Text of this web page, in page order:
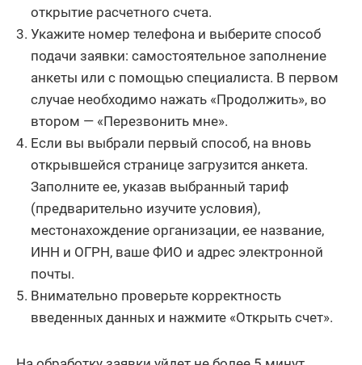
открытие расчетного счета.
Укажите номер телефона и выберите способ
подачи заявки: самостоятельное заполнение
анкеты или с помощью специалиста. В первом
случае необходимо нажать «Продолжить», во
втором — «Перезвонить мне».
Если вы выбрали первый способ, на вновь
открывшейся странице загрузится анкета.
Заполните ее, указав выбранный тариф
(предварительно изучите условия),
местонахождение организации, ее название,
ИНН и ОГРН, ваше ФИО и адрес электронной
почты.
Внимательно проверьте корректность
введенных данных и нажмите «Открыть счет».